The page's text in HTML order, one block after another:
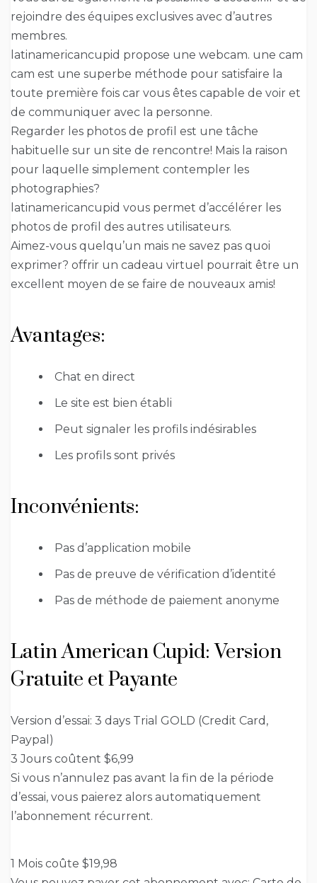
rejoindre des équipes exclusives avec d’autres
membres.
latinamericancupid propose une webcam. une cam
cam est une superbe méthode pour satisfaire la
toute première fois car vous êtes capable de voir et
de communiquer avec la personne.
Regarder les photos de profil est une tâche
habituelle sur un site de rencontre! Mais la raison
pour laquelle simplement contempler les
photographies?
latinamericancupid vous permet d’accélérer les
photos de profil des autres utilisateurs.
Aimez-vous quelqu’un mais ne savez pas quoi
exprimer? offrir un cadeau virtuel pourrait être un
excellent moyen de se faire de nouveaux amis!
Avantages:
Chat en direct
Le site est bien établi
Peut signaler les profils indésirables
Les profils sont privés
Inconvénients:
Pas d’application mobile
Pas de preuve de vérification d’identité
Pas de méthode de paiement anonyme
Latin American Cupid: Version
Gratuite et Payante
Version d’essai: 3 days Trial GOLD (Credit Card,
Paypal)
3 Jours coûtent $6,99
Si vous n’annulez pas avant la fin de la période
d’essai, vous paierez alors automatiquement
l’abonnement récurrent.
1 Mois coûte $19,98